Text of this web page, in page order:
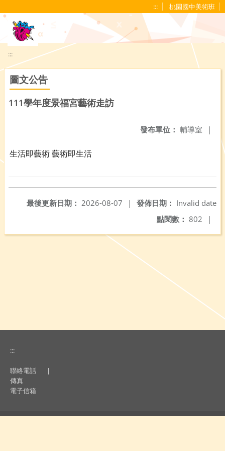
::: 桃園國中美術班
:::
圖文公告
111學年度景福宮藝術走訪
發布單位： 輔導室 |
生活即藝術 藝術即生活
發佈日期： Invalid date
最後更新日期： 2026-08-07
|
點閱數： 802 |
:::
聯絡電話
|
傳真
電子信箱